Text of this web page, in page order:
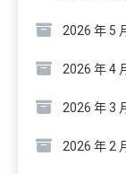
2026 年 5
2026 年 4
2026 年 3
2026 年 2